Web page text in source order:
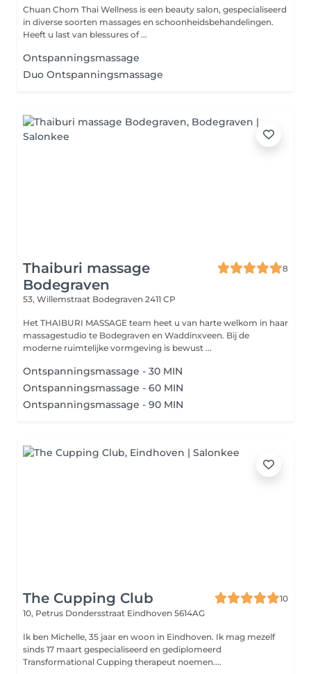
Chuan Chom Thai Wellness is een beauty salon, gespecialiseerd
in diverse soorten massages en schoonheidsbehandelingen.
Heeft u last van blessures of ...
Ontspanningsmassage
Duo Ontspanningsmassage
Thaiburi massage
Bodegraven
8
53, Willemstraat Bodegraven 2411 CP
Het THAIBURI MASSAGE team heet u van harte welkom in haar
massagestudio te Bodegraven en Waddinxveen. Bij de
moderne ruimtelijke vormgeving is bewust ...
Ontspanningsmassage - 30 MIN
Ontspanningsmassage - 60 MIN
Ontspanningsmassage - 90 MIN
The Cupping Club
10
10, Petrus Dondersstraat Eindhoven 5614AG
Ik ben Michelle, 35 jaar en woon in Eindhoven. Ik mag mezelf
sinds 17 maart gespecialiseerd en gediplomeerd
Transformational Cupping therapeut noemen....